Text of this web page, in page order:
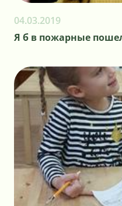
04.03.2019
Я б в пожарные